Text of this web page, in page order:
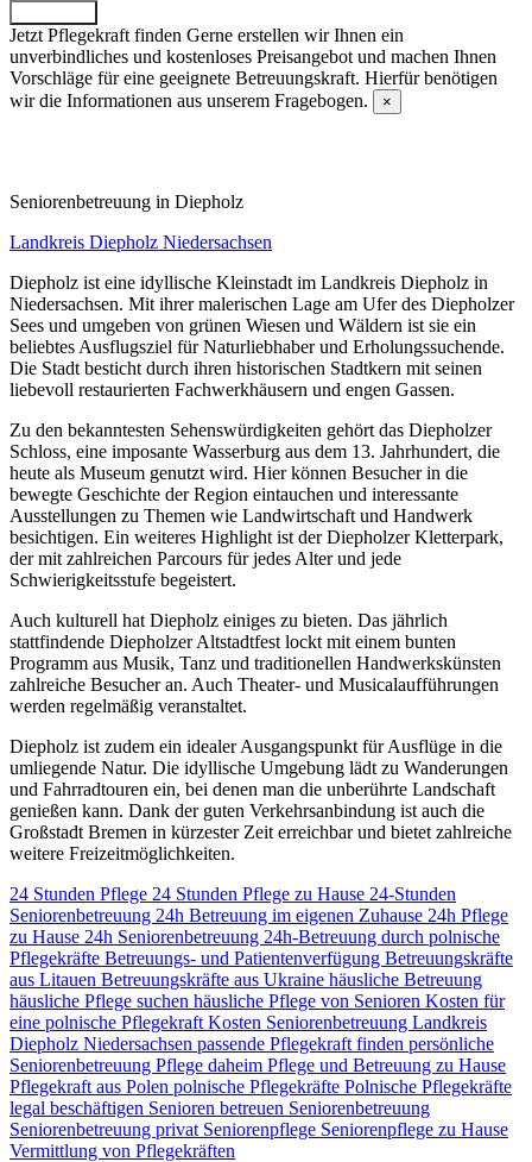
Jetzt Pflegekraft finden Gerne erstellen wir Ihnen ein
unverbindliches und kostenloses Preisangebot und machen Ihnen
Vorschläge für eine geeignete Betreuungskraft. Hierfür benötigen
wir die Informationen aus unserem Fragebogen.
×
Senioren­betreuung in Diepholz
Landkreis Diepholz Niedersachsen
Diepholz ist eine idyllische Kleinstadt im Landkreis Diepholz in
Niedersachsen. Mit ihrer malerischen Lage am Ufer des Diepholzer
Sees und umgeben von grünen Wiesen und Wäldern ist sie ein
beliebtes Ausflugsziel für Naturliebhaber und Erholungssuchende.
Die Stadt besticht durch ihren historischen Stadtkern mit seinen
liebevoll restaurierten Fachwerkhäusern und engen Gassen.
Zu den bekanntesten Sehenswürdigkeiten gehört das Diepholzer
Schloss, eine imposante Wasserburg aus dem 13. Jahrhundert, die
heute als Museum genutzt wird. Hier können Besucher in die
bewegte Geschichte der Region eintauchen und interessante
Ausstellungen zu Themen wie Landwirtschaft und Handwerk
besichtigen. Ein weiteres Highlight ist der Diepholzer Kletterpark,
der mit zahlreichen Parcours für jedes Alter und jede
Schwierigkeitsstufe begeistert.
Auch kulturell hat Diepholz einiges zu bieten. Das jährlich
stattfindende Diepholzer Altstadtfest lockt mit einem bunten
Programm aus Musik, Tanz und traditionellen Handwerkskünsten
zahlreiche Besucher an. Auch Theater- und Musicalaufführungen
werden regelmäßig veranstaltet.
Diepholz ist zudem ein idealer Ausgangspunkt für Ausflüge in die
umliegende Natur. Die idyllische Umgebung lädt zu Wanderungen
und Fahrradtouren ein, bei denen man die unberührte Landschaft
genießen kann. Dank der guten Verkehrsanbindung ist auch die
Großstadt Bremen in kürzester Zeit erreichbar und bietet zahlreiche
weitere Freizeitmöglichkeiten.
24 Stunden Pflege 24 Stunden Pflege zu Hause 24-Stunden
Seniorenbetreuung 24h Betreuung im eigenen Zuhause 24h Pflege
zu Hause 24h Seniorenbetreuung 24h-Betreuung durch polnische
Pflegekräfte Betreuungs- und Patientenverfügung Betreuungskräfte
aus Litauen Betreuungskräfte aus Ukraine häusliche Betreuung
häusliche Pflege suchen häusliche Pflege von Senioren Kosten für
eine polnische Pflegekraft Kosten Seniorenbetreuung Landkreis
Diepholz Niedersachsen passende Pflegekraft finden persönliche
Seniorenbetreuung Pflege daheim Pflege und Betreuung zu Hause
Pflegekraft aus Polen polnische Pflegekräfte Polnische Pflegekräfte
legal beschäftigen Senioren betreuen Seniorenbetreuung
Seniorenbetreuung privat Seniorenpflege Seniorenpflege zu Hause
Vermittlung von Pflegekräften